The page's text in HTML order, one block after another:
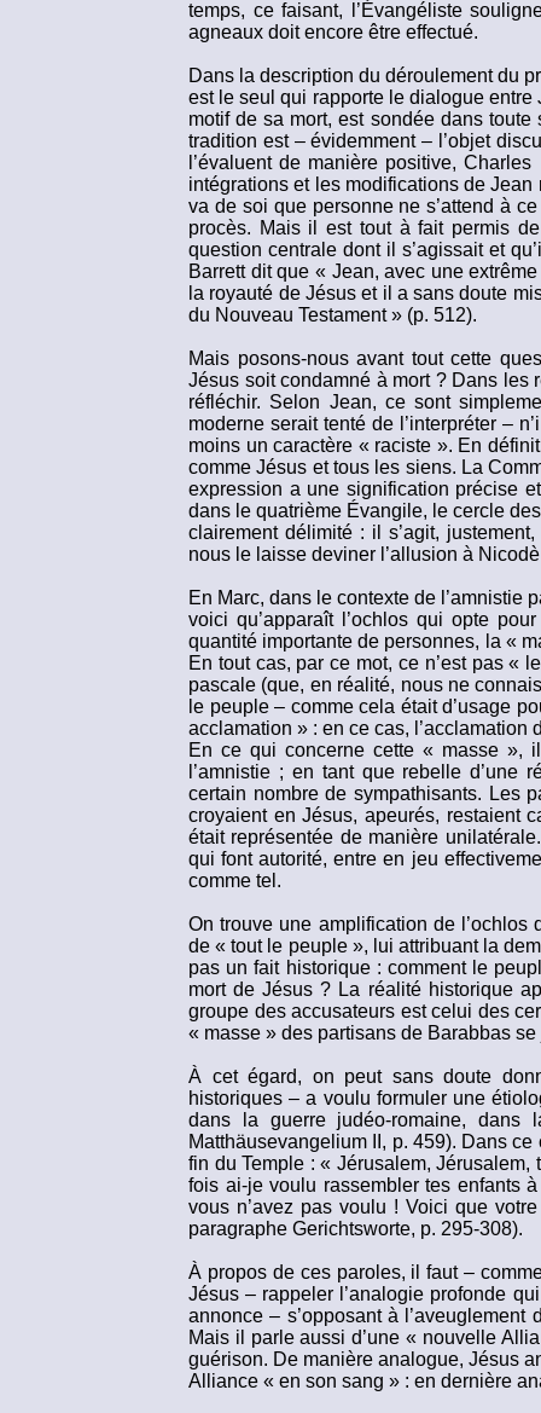
temps, ce faisant, l’Évangéliste
agneaux doit encore être effectué.
Dans la description du déroulement du
est le seul qui rapporte le dialogue
motif de sa mort, est sondée dans
tradition est – évidemment – l’objet
l’évaluent de manière positive,
intégrations et les modifications de
va de soi que personne ne s’attend à
procès. Mais il est tout à fait permis
question centrale dont il s’agissait et
Barrett dit que « Jean, avec une
la royauté de Jésus et il a sans doute
du Nouveau Testament » (p. 512).
Mais posons-nous avant tout cette
Jésus soit condamné à mort ? Dans
réfléchir. Selon Jean, ce sont
moderne serait tenté de l’interpréter –
moins un caractère « raciste ». En
comme Jésus et tous les siens. La
expression a une signification précise
dans le quatrième Évangile, le cercle
clairement délimité : il s’agit,
nous le laisse deviner l’allusion à
En Marc, dans le contexte de l’amnistie
voici qu’apparaît l’ochlos qui opte
quantité importante de personnes, la «
En tout cas, par ce mot, ce n’est pas «
pascale (que, en réalité, nous ne
le peuple – comme cela était d’usage
acclamation » : en ce cas,
En ce qui concerne cette « masse »,
l’amnistie ; en tant que rebelle d’une
certain nombre de sympathisants. Les
croyaient en Jésus, apeurés, restaient
était représentée de manière
qui font autorité, entre en jeu
comme tel.
On trouve une amplification de
de « tout le peuple », lui attribuant la
pas un fait historique : comment le
mort de Jésus ? La réalité historique
groupe des accusateurs est celui des
« masse » des partisans de Barabbas
À cet égard, on peut sans doute
historiques – a voulu formuler une
dans la guerre judéo-romaine,
Matthäusevangelium II, p. 459). Dans
fin du Temple : « Jérusalem,
fois ai-je voulu rassembler tes enfants
vous n’avez pas voulu ! Voici que
paragraphe Gerichtsworte, p. 295-308).
À propos de ces paroles, il faut –
Jésus – rappeler l’analogie profonde
annonce – s’opposant à l’aveuglement
Mais il parle aussi d’une « nouvelle
guérison. De manière analogue, Jésus
Alliance « en son sang » : en dernière